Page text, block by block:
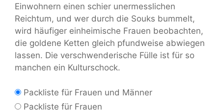
Einwohnern einen schier unermesslichen
Reichtum, und wer durch die Souks bummelt,
wird häufiger einheimische Frauen beobachten,
die goldene Ketten gleich pfundweise abwiegen
lassen. Die verschwenderische Fülle ist für so
manchen ein Kulturschock.
Packliste für Frauen und Männer
Packliste für Frauen